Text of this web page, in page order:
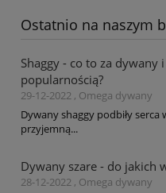
Ostatnio na naszym
Shaggy - co to za dywany
popularnością?
29-12-2022 , Omega dywany
Dywany shaggy podbiły
przyjemną...
Dywany szare - do jakich
28-12-2022 , Omega dywany